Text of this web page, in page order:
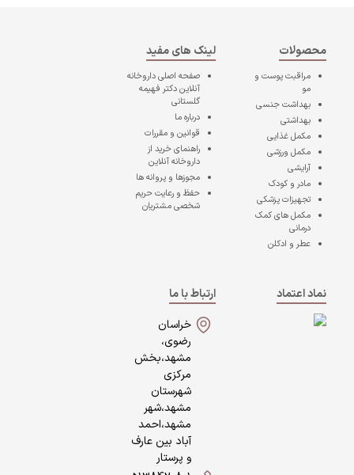
محصولات
مراقبت پوست و
مو
بهداشت جنسی
بهداشتی
مکمل غذایی
مکمل ورزشی
آرایشی
مادر و کودک
تجهیزات پزشکی
مکمل های کمک
درمانی
عطر و ادکلن
لینک های مفید
صفحه اصلیداروخانه
آنلاین دکتر فهیمه
گلستانی
درباره ما
قوانین و مقررات
راهنمای خرید از
داروخانه آنلاین
مجوزها و پروانه ها
حفظ و رعایت حریم
شخصی مشتریان
نماد اعتماد
ارتباط با ما
خراسان
رضوی،
مشهد،بخش
مرکزی
شهرستان
مشهد،شهر
مشهد،احمد
آباد بین عارف
و پرستار